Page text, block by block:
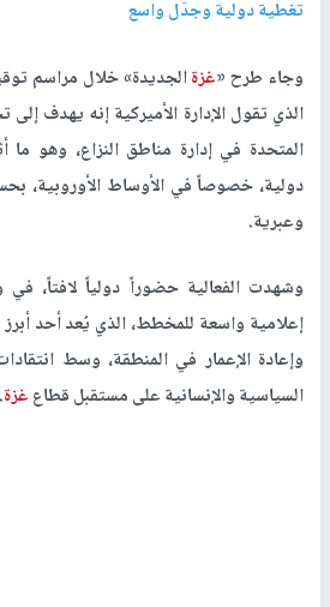
تغطية دولية وجدَل واسع
وجاء طرح «غزةالجديدة» خلال مراسم
الذي تقول الإدارة الأميركية إنه يهدف إلى
المتحدة في إدارة مناطق النزاع، وهو ما
دولية، خصوصاً في الأوساط الأوروبية،
وعبرية.
وشهدت الفعالية حضوراً دولياً لافتاً،
إعلامية واسعة للمخطط، الذي يُعد أحد
وإعادة الإعمار في المنطقة، وسط
السياسية والإنسانية على مستقبل قطاعغزة.